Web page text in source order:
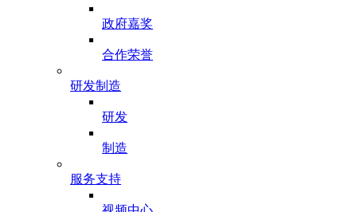
政府嘉奖
合作荣誉
研发制造
研发
制造
服务支持